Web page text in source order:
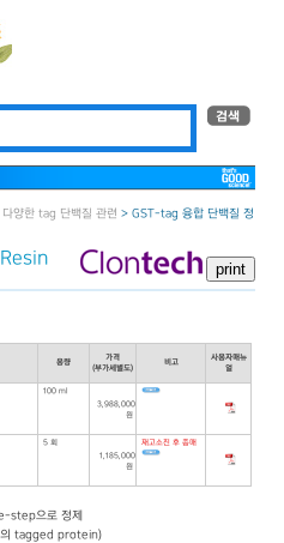
다양한 tag 단백질 관련 > GST-tag 융합 단백질 정
용량
가격
(부가세별도)
비고
사용자매뉴
얼
100 ml
3,988,000
원
5 회
1,185,000
원
재고소진 후 종매
step으로 정제
의 tagged protein)